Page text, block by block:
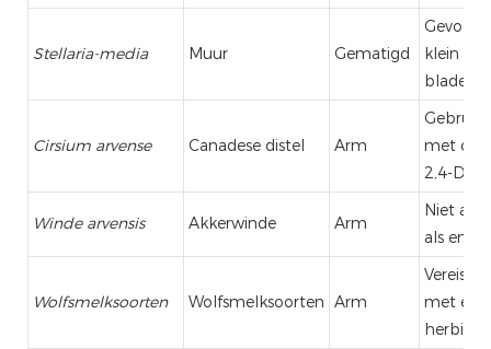
Stellaria-media Muur Gematigd
klein
Cirsium arvense Canadese distel Arm
Gebruik
met
2,4-D
Winde arvensis Akkerwinde Arm
Niet
als enig
Wolfsmelksoorten Wolfsmelksoorten Arm
Vereist
met